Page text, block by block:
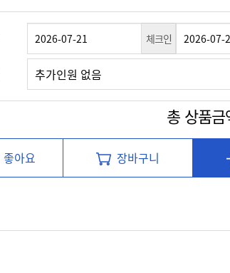
체크인
총 상품금
좋아요 장바구니